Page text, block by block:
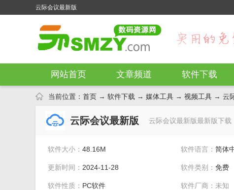
云际会议最新版
网站首页 文章频道 软件下载
当前位置： 首页 → 软件下载 → 媒体工具 → 视频工具 → 云
云际会议最新版 云际会议最新版最新版下载
软件大小： 48.16M 软件语言： 简体
更新时间： 2024-11-28 软件类别： 免费
软件性质： PC软件 软件厂商：未知